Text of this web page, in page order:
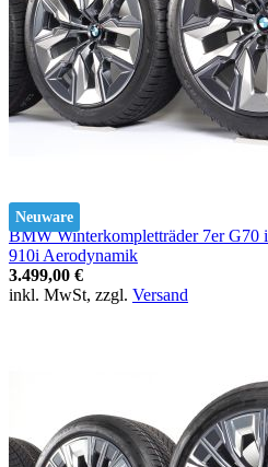
Neuware
BMW Winterkompletträder 7er
910i Aerodynamik
3.499,00 €
inkl. MwSt, zzgl. Versand